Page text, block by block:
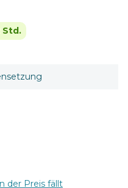
Std.
der Preis fällt